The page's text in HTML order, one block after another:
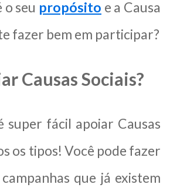
o seu propósito e a Causa
fazer bem em participar?
Causas Sociais?
super fácil apoiar Causas
os tipos! Você pode fazer
que já existem